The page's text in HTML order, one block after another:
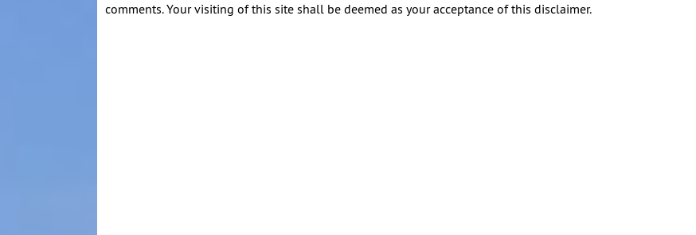
comments. Your visiting of this site shall be deemed as your acceptance of this disclaimer.